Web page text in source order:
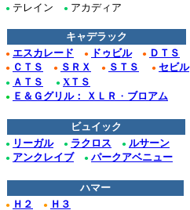
● テレイン ● アカディア
キャデラック
● エスカレード ● ドゥビル ● ＤＴＳ
● ＣＴＳ ● ＳＲＸ ● ＳＴＳ ● セビル
● ＡＴＳ ● XＴＳ
● Ｅ＆Ｇグリル： ＸＬＲ ・ ブロアム
ビュイック
● リーガル ● ラクロス ● ルサーン
● アンクレイブ ● パークアベニュー
ハマー
● Ｈ２ ● Ｈ３